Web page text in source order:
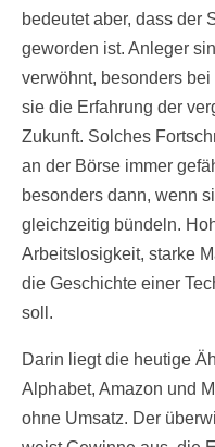
bedeutet aber, dass der
geworden ist. Anleger
verwöhnt, besonders
sie die Erfahrung der
Zukunft. Solches
an der Börse immer
besonders dann, wenn
gleichzeitig bündeln.
Arbeitslosigkeit, starke
die Geschichte einer
soll.
Darin liegt die heutige
Alphabet, Amazon und
ohne Umsatz. Der